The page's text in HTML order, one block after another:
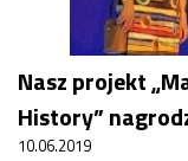
Nasz projekt
History”
10.06.2019